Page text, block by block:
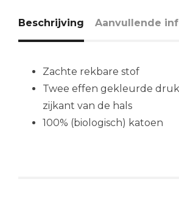
Beschrijving Aanvullende
Zachte rekbare stof
Twee effen gekleurde
zijkant van de hals
100% (biologisch) katoen